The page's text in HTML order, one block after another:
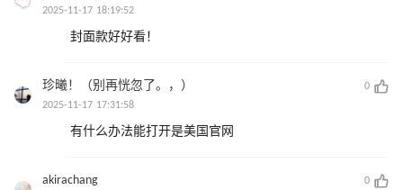
2025-11-17 18:19:52
封面款好好看！
珍曦！（别再恍忽了。，）
0
2025-11-17 17:31:58
有什么办法能打开是美国官网
akirachang
0